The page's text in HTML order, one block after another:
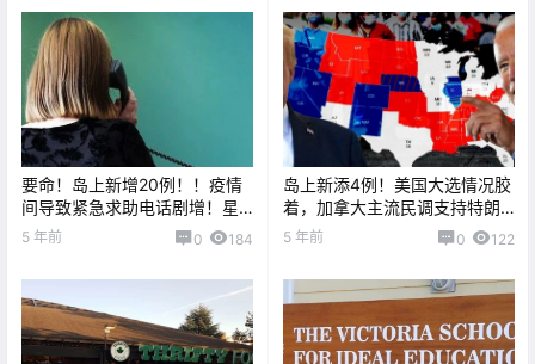
要命！岛上新增20例！！疫情
间导致紧急求助电话剧增！星
爸爸饮品买一送一啦。。。
5 年前 0 184
岛上新添4例！美国大选情况胶
着，加拿大主流民调支持特朗
普？！
5 年前 0 122